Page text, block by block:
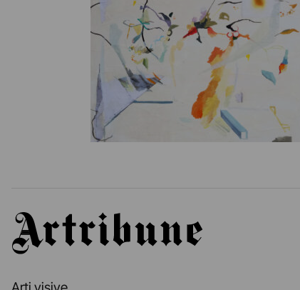
Artribune